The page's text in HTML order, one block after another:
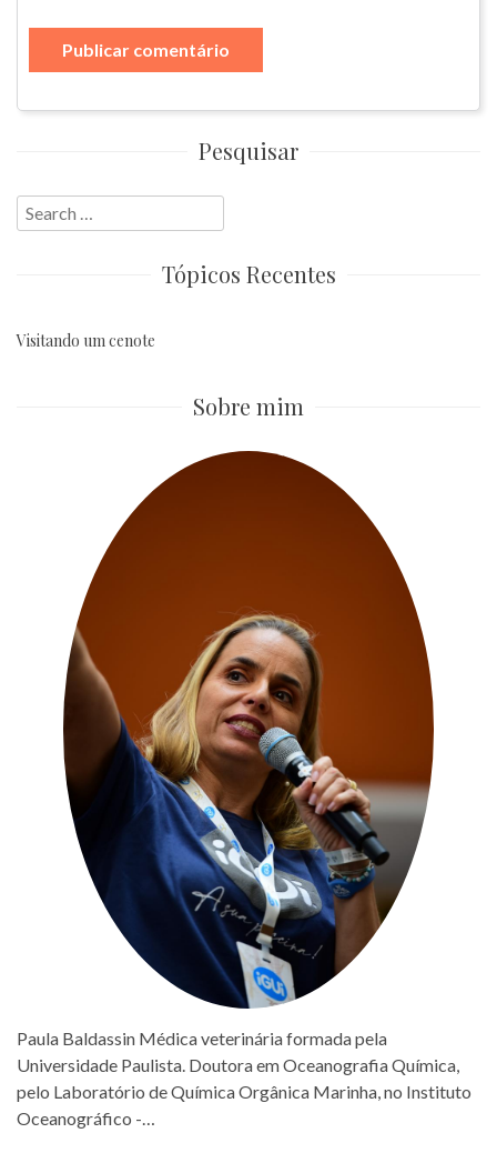
Pesquisar
Search
for:
Tópicos Recentes
Visitando um cenote
Sobre mim
Paula Baldassin Médica veterinária formada pela
Universidade Paulista. Doutora em Oceanografia Química,
pelo Laboratório de Química Orgânica Marinha, no Instituto
Oceanográfico -…